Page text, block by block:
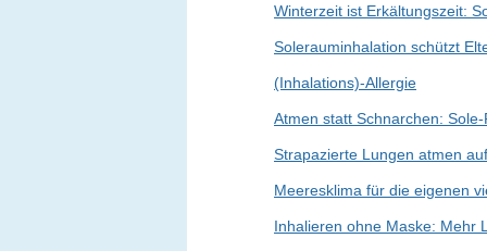
Winterzeit ist Erkältungszeit:
Solerauminhalation schützt
(Inhalations)-Allergie
Atmen statt Schnarchen:
Strapazierte Lungen atmen
Meeresklima für die eigenen
Inhalieren ohne Maske: Mehr